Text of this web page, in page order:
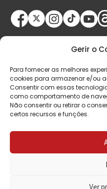
Gerir o
Para fornecer as melhores
cookies para armazenar e/ou
Consentir com essas
como comportamento de
Não consentir ou retirar o
certos recursos e funções.
Ver
© Copyright 2026
direitos